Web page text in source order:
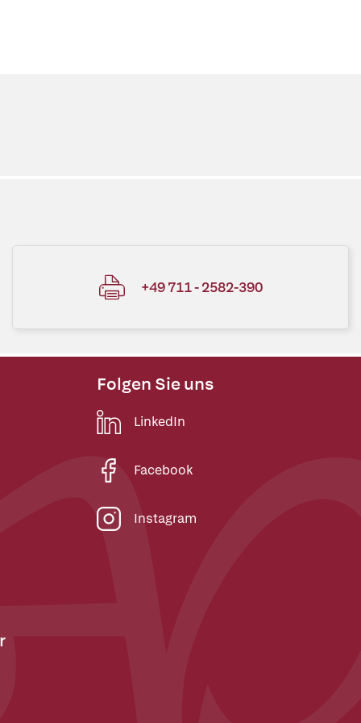
+49 711 - 2582-390
Folgen Sie uns
LinkedIn
Facebook
Instagram